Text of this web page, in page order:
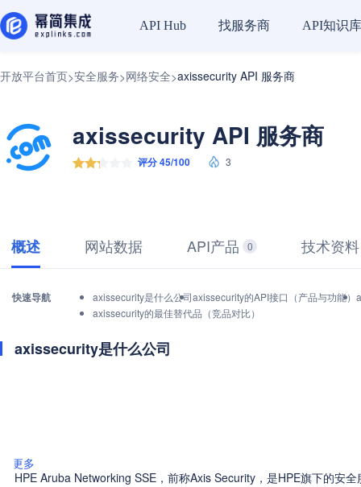
API Hub 找服务商 API知识库
开放平台首页>安全服务>网络安全>axissecurity API 服务商
axissecurity API 服务商
评分 45/100 3
概述 网站数据 API产品 0 技术资料
快速导航 axissecurity是什么公司axissecurity的API接口（产品与功能）
axissecurity的最佳替代品（竞品对比）
axissecurity是什么公司
更多
HPE Aruba Networking SSE，前称Axis Security，是HPE旗下的安